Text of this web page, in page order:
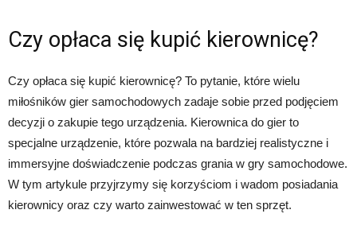
Czy opłaca się kupić kierownicę?
Czy opłaca się kupić kierownicę? To pytanie, które wielu
miłośników gier samochodowych zadaje sobie przed podjęciem
decyzji o zakupie tego urządzenia. Kierownica do gier to
specjalne urządzenie, które pozwala na bardziej realistyczne i
immersyjne doświadczenie podczas grania w gry samochodowe.
W tym artykule przyjrzymy się korzyściom i wadom posiadania
kierownicy oraz czy warto zainwestować w ten sprzęt.